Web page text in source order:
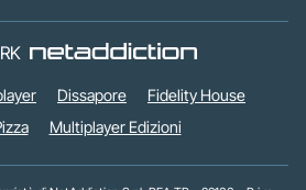
Dissapore
Fidelity House
Multiplayer Edizioni